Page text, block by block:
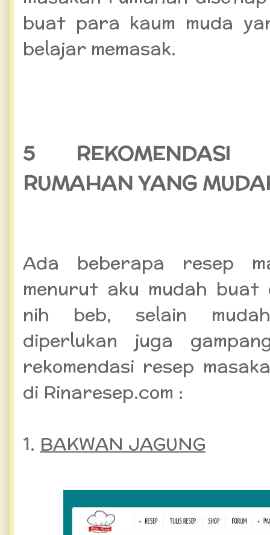
buat para kaum muda
belajar memasak.
5 REKOMENDASI
RUMAHAN YANG
Ada beberapa resep
menurut aku mudah buat
nih beb, selain
diperlukan juga
rekomendasi resep
di Rinaresep.com :
1. BAKWAN JAGUNG